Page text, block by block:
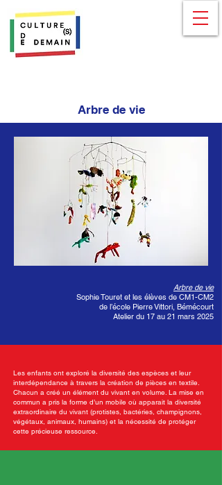
Arbre de vie
Arbre de vie
Sophie Touret et les élèves de CM1-CM2
de l’école Pierre Vittori, Bémécourt
Atelier du 17 au 21 mars 2025
Les enfants ont exploré la diversité des espèces et leur
interdépendance à travers la création de pièces en textile.
Chacun a créé un élément du vivant en volume. La mise en
commun a pris la forme d’un mobile où apparait la diversité
extraordinaire du vivant (protistes, bactéries, champignons,
végétaux, animaux, humains) et la nécessité de protéger
cette précieuse ressource.